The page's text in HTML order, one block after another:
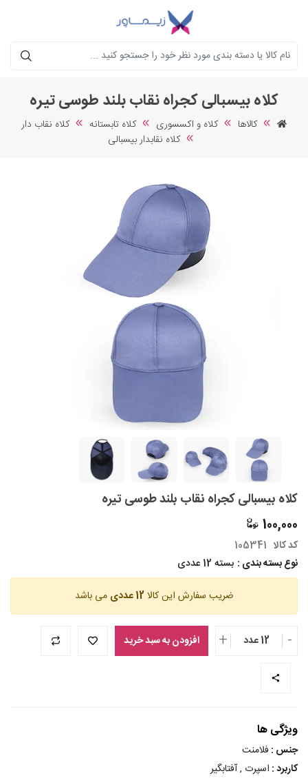
جستجو
کلاه بیسبالی کجراه نقاب بلند طوسی تیره
کالاها کلاه و اکسسوری کلاه تابستانه
کلاه نقاب دار
کلاه نقابدار بیسبالی
کلاه بیسبالی کجراه نقاب بلند طوسی تیره
100,000
کد کالا 105341
نوع بسته بندی : بسته 12 عددی
ضریب سفارش این کالا 12 عددی می باشد
- 12 عدد + افزودن به سبد خرید
ویژگی ها
جنس : فلامنت
کاربرد : اسپرت , آفتابگیر